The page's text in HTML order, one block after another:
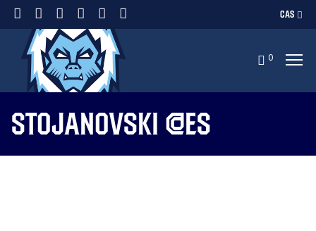
CAS
0
stojanovski @es